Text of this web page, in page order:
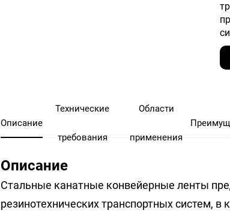
Описание
Технические
требования
Области
применения
Описание
Стальные канатные конвейерные ленты
резинотехнических транспортных систем,